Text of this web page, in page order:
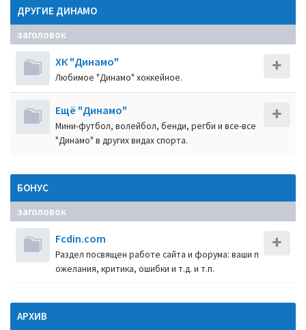
ДРУГИЕ ДИНАМО
заголовок
ХК "Динамо"
Любимое "Динамо" хоккейное.
Ещё "Динамо"
Мини-футбол, волейбол, бенди, регби и все-все
"Динамо" в других видах спорта.
БОНУС
заголовок
Fcdin.com
Раздел посвящен работе сайта и форума: ваши п
ожелания, критика, ошибки и т.д. и т.п.
АРХИВ